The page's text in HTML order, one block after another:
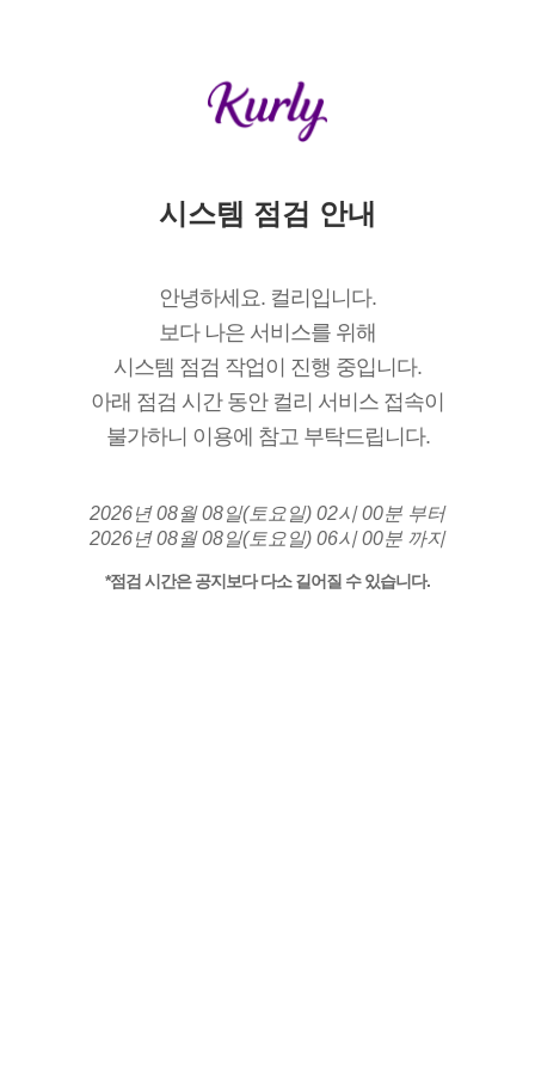
시스템 점검 안내
안녕하세요. 컬리입니다.
보다 나은 서비스를 위해
시스템 점검 작업이 진행 중입니다.
아래 점검 시간 동안 컬리 서비스 접속이
불가하니 이용에 참고 부탁드립니다.
2026년 08월 08일(토요일) 02시 00분 부터
2026년 08월 08일(토요일) 06시 00분 까지
*점검 시간은 공지보다 다소 길어질 수 있습니다.